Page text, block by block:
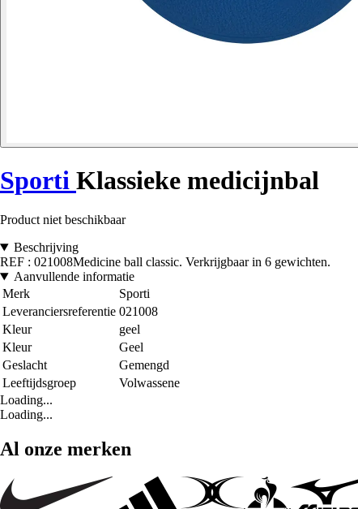
Sporti Klassieke medicijnbal
Product niet beschikbaar
Beschrijving
REF : 021008Medicine ball classic. Verkrijgbaar in 6 gewichten.
Aanvullende informatie
Merk
Sporti
Leveranciersreferentie 021008
Kleur
geel
Kleur
Geel
Geslacht
Gemengd
Leeftijdsgroep
Volwassene
Loading...
Loading...
Al onze merken